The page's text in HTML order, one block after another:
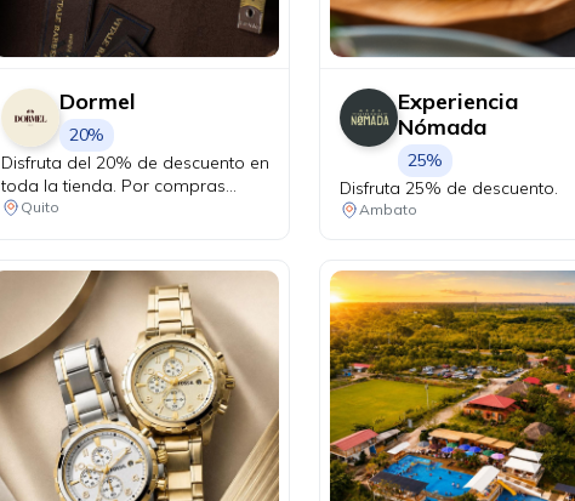
Dormel
20%
Disfruta del 20% de descuento en
toda la tienda. Por compras
superiores a USD 300 realizadas
sorteo de increíbles premios: un
traje oficial de la Selección del
Ecuador confeccionado a
medida y un balón FIFA oficial
firmado por sus jugadores.
Quito
Experiencia
Nómada
25%
Disfruta 25% de descuento.
Ambato